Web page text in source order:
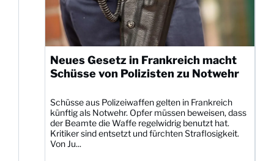
Neues Gesetz in Frankreich macht
Schüsse von Polizisten zu Notwehr
Schüsse aus Polizeiwaffen gelten in Frankreich
künftig als Notwehr. Opfer müssen beweisen, dass
der Beamte die Waffe regelwidrig benutzt hat.
Kritiker sind entsetzt und fürchten Straflosigkeit.
Von Ju...